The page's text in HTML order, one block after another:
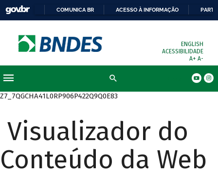
COMUNICA BR ACESSO À INFORMAÇÃO
ENGLISH
ACESSIBILIDADE
A+ A-
Z7_7QGCHA41L0RP906P422Q9Q0E83
Visualizador do
Conteúdo da Web